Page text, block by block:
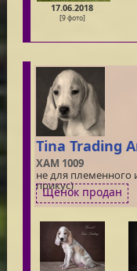
17.06.2018
[9 фото]
Tina Trading
XAM 1009
не для племенного
прикус)
Щенок продан